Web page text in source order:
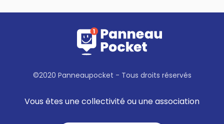
©2020 Panneaupocket - Tous droits réservés
Vous êtes une collectivité ou une association